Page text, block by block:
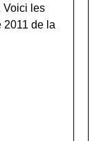
Voici les
2011 de la